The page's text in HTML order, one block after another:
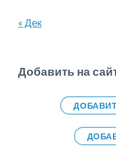
« Дек
Добавить на